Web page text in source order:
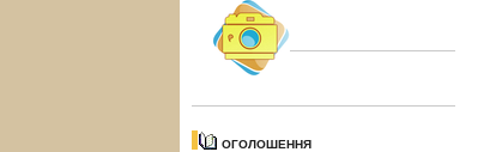
ОГОЛОШЕННЯ